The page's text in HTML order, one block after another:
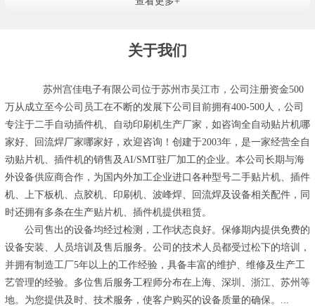
关于我们
苏州宫佳电子有限公司位于苏州市吴江市，公司注册资金500
万从成立至今公司员工在不断的发展下公司目前拥有400-500人，公司
专注于二手自动插件机、自动印刷机生产厂家，如咨询全自动贴片机哪
家好、回流焊厂家哪家好，欢迎咨询！创建于2003年，是一家经营全自
动贴片机、插件机的销售及AI/SMT驻厂加工的企业。本公司长期与海
外设备供应商合作，为国内外加工企业进口各种型号二手贴片机、插件
机、上下板机、点胶机、印刷机、波峰焊、回流焊及设备相关配件，同
时还拥有多条在生产贴片机、插件机提供租赁。
公司售出的设备均经过检测，工作状态良好。保修期内提供免费的
设备安装、人员培训及售后服务。公司的技术人员都受过松下的培训，
并拥有制造工厂5年以上的工作经验，具备丰富的维护、维修及生产工
艺管理的经验。多位售后服务工程师分布在上海、深圳、浙江、苏州等
地。为您提供及时、技术服务，使客户购买的设备质量的确保。...